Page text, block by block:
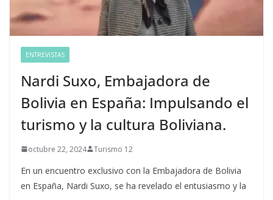
ENTREVISTAS
Nardi Suxo, Embajadora de
Bolivia en España: Impulsando el
turismo y la cultura Boliviana.
octubre 22, 2024 Turismo 12
En un encuentro exclusivo con la Embajadora de Bolivia
en España, Nardi Suxo, se ha revelado el entusiasmo y la